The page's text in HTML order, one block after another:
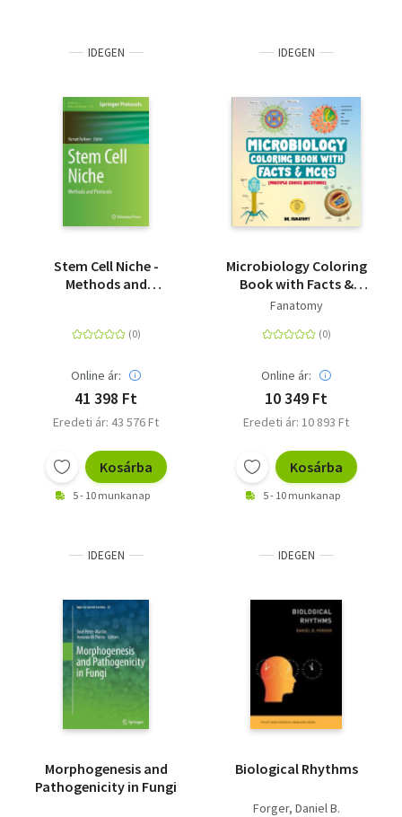
IDEGEN
Stem Cell Niche -
Methods and
Online ár:
41 398 Ft
Eredeti ár: 43 576 Ft
Kosárba
5 - 10 munkanap
IDEGEN
Microbiology Coloring
Book with Facts &
MCQs (Multiple Choice
Medical School
Doctors, Teens &
Adults
Fanatomy
Online ár:
10 349 Ft
Eredeti ár: 10 893 Ft
Kosárba
5 - 10 munkanap
IDEGEN
Morphogenesis and
Pathogenicity in Fungi
IDEGEN
Biological Rhythms
Forger, Daniel B.